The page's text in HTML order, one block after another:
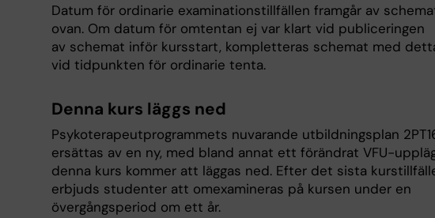
Datum för ordinarie examinationstillfällen framgår av
ovan. Om datum för omtentan ej var klart vid publiceringen
av schemat inför kursstart, kompletteras schemat med
vid tidpunkten för ordinarie tenta.
Denna kurs läggs ned
Psykoterapeutprogrammets nuvarande utbildningsplan
ersättas av en ny, med bland annat ett förändrat VFU-
denna kurs kommer att läggas ned. Efter det sista
erbjuds studenter att omexamineras på kursen under en
övergångsperiod om ett år.